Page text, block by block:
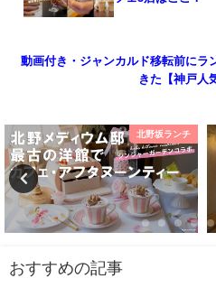
動画付き・ジャンカルド移転前にラ
きた【神戸人
イタリアン
おすすめの記事